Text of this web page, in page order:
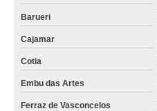
Barueri
Cajamar
Cotia
Embu das Artes
Ferraz de Vasconcelos